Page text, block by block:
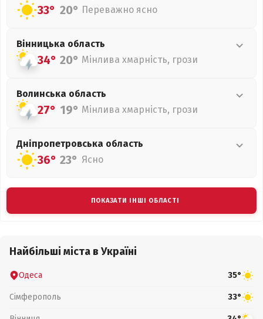
33° 20° Переважно ясно
Вінницька область
34° 20° Мінлива хмарність, грози
Волинська область
27° 19° Мінлива хмарність, грози
Дніпропетровська область
36° 23° Ясно
ПОКАЗАТИ ІНШІ ОБЛАСТІ
Найбільші міста в Україні
Одеса 35°
Сімферополь 33°